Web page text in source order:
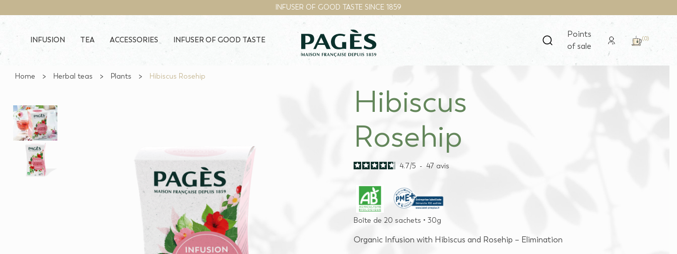
INFUSER OF GOOD TASTE SINCE 1859
INFUSION TEA ACCESSORIES INFUSER OF GOOD TASTE
Points
of sale
(0)
Home Herbal teas Plants Hibiscus Rosehip
Hibiscus
Rosehip
4.7/5 - 47 avis
Boîte de 20 sachets • 30g
Organic Infusion with Hibiscus and Rosehip – Elimination